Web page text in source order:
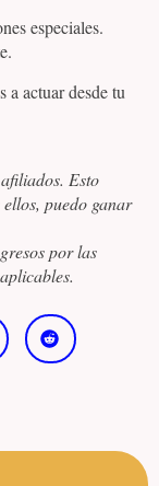
especiales.
a actuar desde tu
Esto
puedo ganar
por las